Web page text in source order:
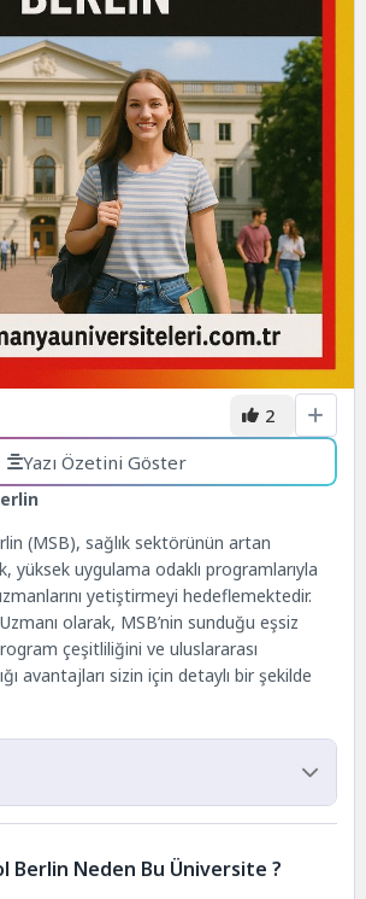
2
Yazı Özetini Göster
(MSB), sağlık sektörünün artan
yüksek uygulama odaklı programlarıyla
yetiştirmeyi hedeflemektedir.
olarak, MSB’nin sunduğu eşsiz
çeşitliliğini ve uluslararası
avantajları sizin için detaylı bir şekilde
Berlin Lisans Bölümleri
Berlin Neden Bu Üniversite ?